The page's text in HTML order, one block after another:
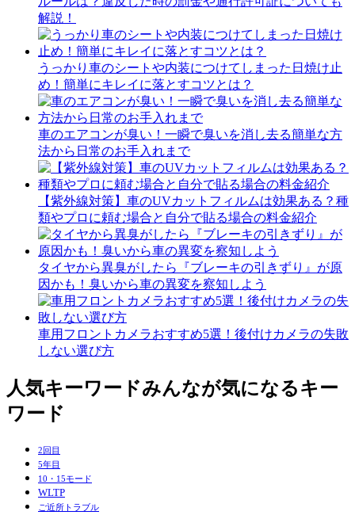
解説！
うっかり車のシートや内装につけてしまった日焼け止
め！簡単にキレイに落とすコツとは？
車のエアコンが臭い！一瞬で臭いを消し去る簡単な方
法から日常のお手入れまで
【紫外線対策】車のUVカットフィルムは効果ある？種
類やプロに頼む場合と自分で貼る場合の料金紹介
タイヤから異臭がしたら『ブレーキの引きずり』が原
因かも！臭いから車の異変を察知しよう
車用フロントカメラおすすめ5選！後付けカメラの失敗
しない選び方
人気キーワードみんなが気になるキー
ワード
2回目
5年目
10・15モード
WLTP
ご近所トラブル